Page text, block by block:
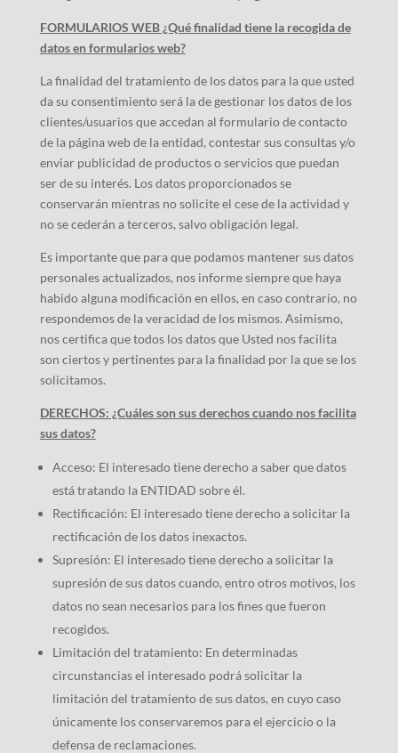
FORMULARIOS WEB ¿Qué finalidad tiene la recogida de
datos en formularios web?
La finalidad del tratamiento de los datos para la que usted
da su consentimiento será la de gestionar los datos de los
clientes/usuarios que accedan al formulario de contacto
de la página web de la entidad, contestar sus consultas y/o
enviar publicidad de productos o servicios que puedan
ser de su interés. Los datos proporcionados se
conservarán mientras no solicite el cese de la actividad y
no se cederán a terceros, salvo obligación legal.
Es importante que para que podamos mantener sus datos
personales actualizados, nos informe siempre que haya
habido alguna modificación en ellos, en caso contrario, no
respondemos de la veracidad de los mismos. Asimismo,
nos certifica que todos los datos que Usted nos facilita
son ciertos y pertinentes para la finalidad por la que se los
solicitamos.
DERECHOS: ¿Cuáles son sus derechos cuando nos facilita
sus datos?
Acceso: El interesado tiene derecho a saber que datos
está tratando la ENTIDAD sobre él.
Rectificación: El interesado tiene derecho a solicitar la
rectificación de los datos inexactos.
Supresión: El interesado tiene derecho a solicitar la
supresión de sus datos cuando, entro otros motivos, los
datos no sean necesarios para los fines que fueron
recogidos.
Limitación del tratamiento: En determinadas
circunstancias el interesado podrá solicitar la
limitación del tratamiento de sus datos, en cuyo caso
únicamente los conservaremos para el ejercicio o la
defensa de reclamaciones.